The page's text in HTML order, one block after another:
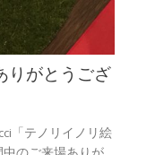
りがとうござ
「テノリイノリ絵